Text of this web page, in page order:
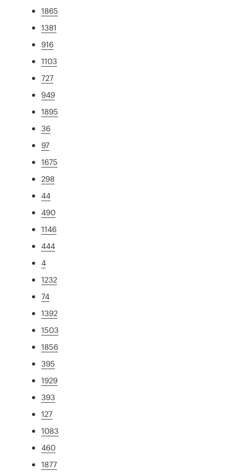
1865
1381
916
1103
727
949
1895
36
97
1675
298
44
490
1146
444
4
1232
74
1392
1503
1856
395
1929
393
127
1083
460
1877